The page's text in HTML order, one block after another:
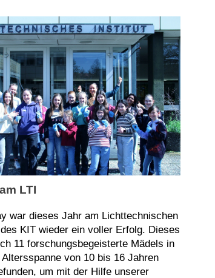
LTI
war dieses Jahr am Lichttechnischen
KIT wieder ein voller Erfolg. Dieses
11 forschungsbegeisterte Mädels in
von 10 bis 16 Jahren
um mit der Hilfe unserer